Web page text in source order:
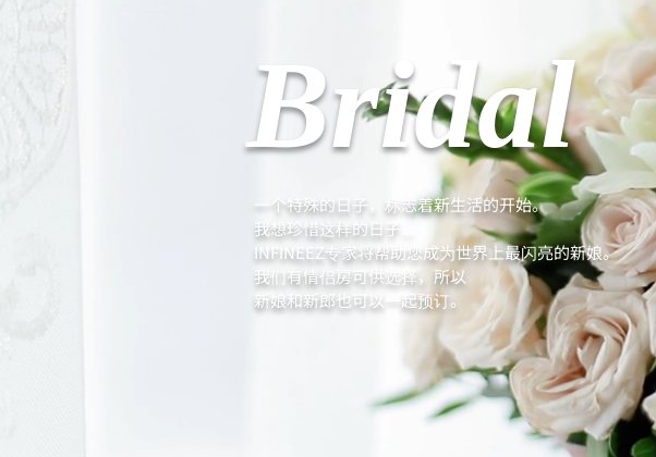
Bridal
一个特殊的日子，标志着新生活的开始。
我想珍惜这样的日子...
INFINEEZ专家将帮助您成为世界上最闪亮的新娘。
我们有情侣房可供选择，所以
新娘和新郎也可以一起预订。